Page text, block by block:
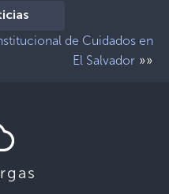
de Cuidados en
El Salvador »»